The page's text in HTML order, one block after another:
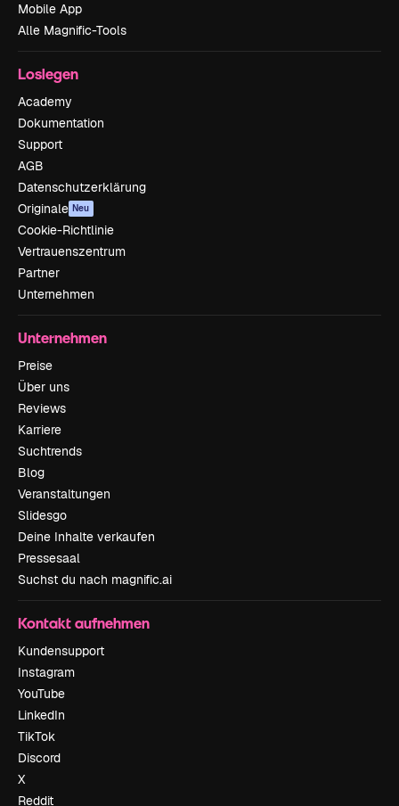
Mobile App
Alle Magnific-Tools
Loslegen
Academy
Dokumentation
Support
AGB
Datenschutzerklärung
Originale Neu
Cookie-Richtlinie
Vertrauenszentrum
Partner
Unternehmen
Unternehmen
Preise
Über uns
Reviews
Karriere
Suchtrends
Blog
Veranstaltungen
Slidesgo
Deine Inhalte verkaufen
Pressesaal
Suchst du nach magnific.ai
Kontakt aufnehmen
Kundensupport
Instagram
YouTube
LinkedIn
TikTok
Discord
X
Reddit